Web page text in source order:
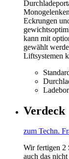
Eckrungen
kann mit
gewählt
Liftsystemen
Verdeck
zum Techn.
Wir fertigen 2
auch das